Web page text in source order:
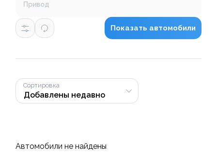
Привод
Показать автомобили
Сортировка
Автомобили не найдены